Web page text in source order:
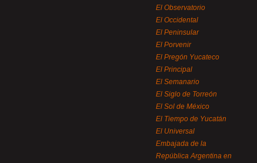
El Observatorio
El Occidental
El Peninsular
El Porvenir
El Pregón Yucateco
El Principal
El Semanario
El Siglo de Torreón
El Sol de México
El Tiempo de Yucatán
El Universal
Embajada de la
República Argentina en